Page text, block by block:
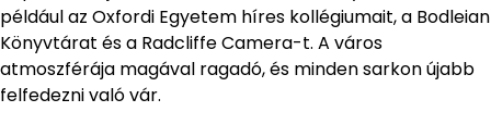
például az Oxfordi Egyetem híres kollégiumait, a Bodleian
Könyvtárat és a Radcliffe Camera-t. A város
atmoszférája magával ragadó, és minden sarkon újabb
felfedezni való vár.